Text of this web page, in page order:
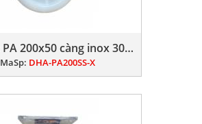
Bánh xe PA 200x50 càng inox 304 xoay
MaSp: DHA-PA200SS-X